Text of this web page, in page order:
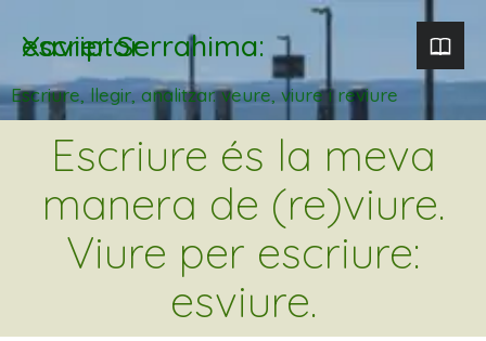
Xavier Serrahima: escriptor
Escriure, llegir, analitzar. veure, viure i reviure
Escriure és la meva
manera de (re)viure.
Viure per escriure:
esviure.